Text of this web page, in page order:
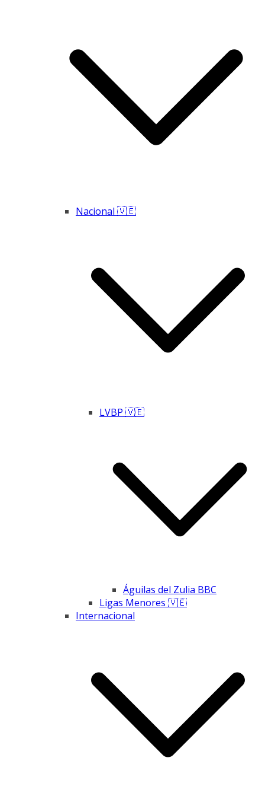
Nacional 🇻🇪
LVBP 🇻🇪
Águilas del Zulia BBC
Ligas Menores 🇻🇪
Internacional